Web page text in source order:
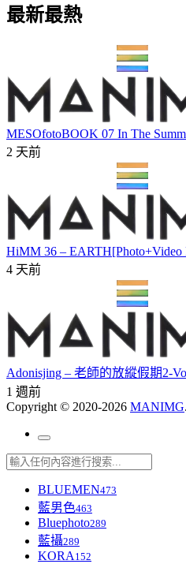
最新最熱
MESOfotoBOOK 07 In The
2 天前
HiMM 36 – EARTH[Photo+Video
4 天前
Adonisjing – 老師的放縱假期2-
1 週前
Copyright © 2020-2026 MANIMG.
BLUEMEN473
藍男色463
Bluephoto289
藍攝289
KORA 152